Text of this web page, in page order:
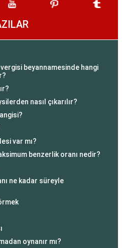
beyannamesinde hangi
nasıl çıkarılır?
var mı?
benzerlik oranı nedir?
ne kadar süreyle
oynanır mı?